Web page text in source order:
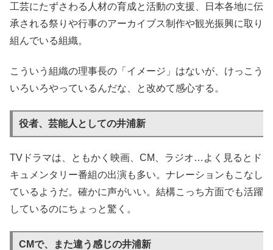
工芸にたずさわる人材の育成と活動の支援、日本各地に伝
承される祭りや行事のアーカイブス制作や観光振興に取り
組んでいる組織。
こういう組織の理事長の「イメージ」はないが、けっこう
いろいろやっているんだな、と改めて感心する。
役者、芸能人としての井浦新
TVドラマは、ともかく映画、CM、ラジオ…よく見るとド
キュメンタリー番組の出演も多い。ナレーションもこなし
ているようだ。確かに声がいい。結構こっち方面でも活躍
しているのにちょっと驚く。
CMで、また違う感じの井浦新